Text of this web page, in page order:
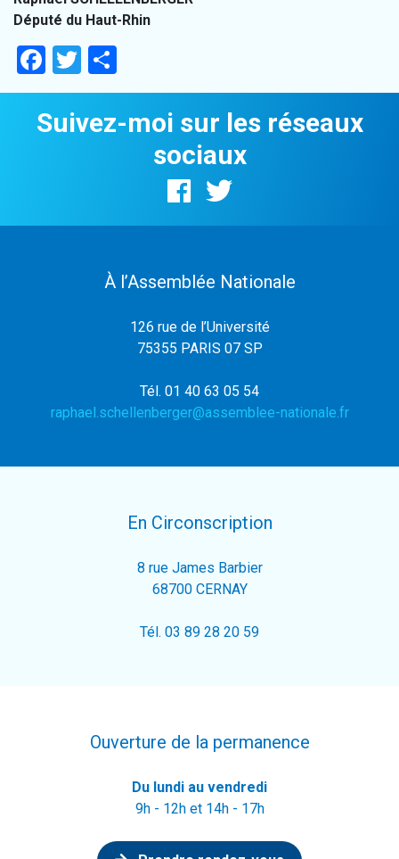
Député du Haut-Rhin
Facebook
Twitter
Suivez-moi sur les réseaux
sociaux
À l’Assemblée Nationale
126 rue de l’Université
75355 PARIS 07 SP
Tél. 01 40 63 05 54
raphael.schellenberger@assemblee-nationale.fr
En Circonscription
8 rue James Barbier
68700 CERNAY
Tél. 03 89 28 20 59
Ouverture de la permanence
Du lundi au vendredi
9h - 12h et 14h - 17h